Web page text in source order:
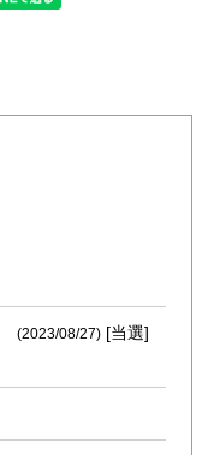
(2023/08/27) [当選]